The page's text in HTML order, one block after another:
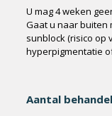
U mag 4 weken
Gaat u naar buiten
sunblock (risico op
hyperpigmentatie
Aantal